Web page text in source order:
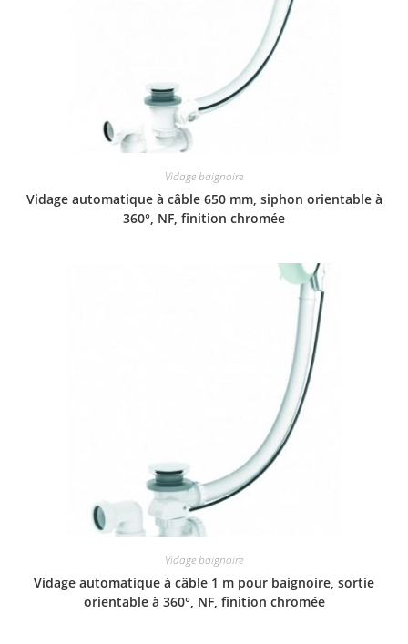
Vidage baignoire
Vidage automatique à câble 650 mm, siphon orientable à
360°, NF, finition chromée
Vidage baignoire
Vidage automatique à câble 1 m pour baignoire, sortie
orientable à 360°, NF, finition chromée